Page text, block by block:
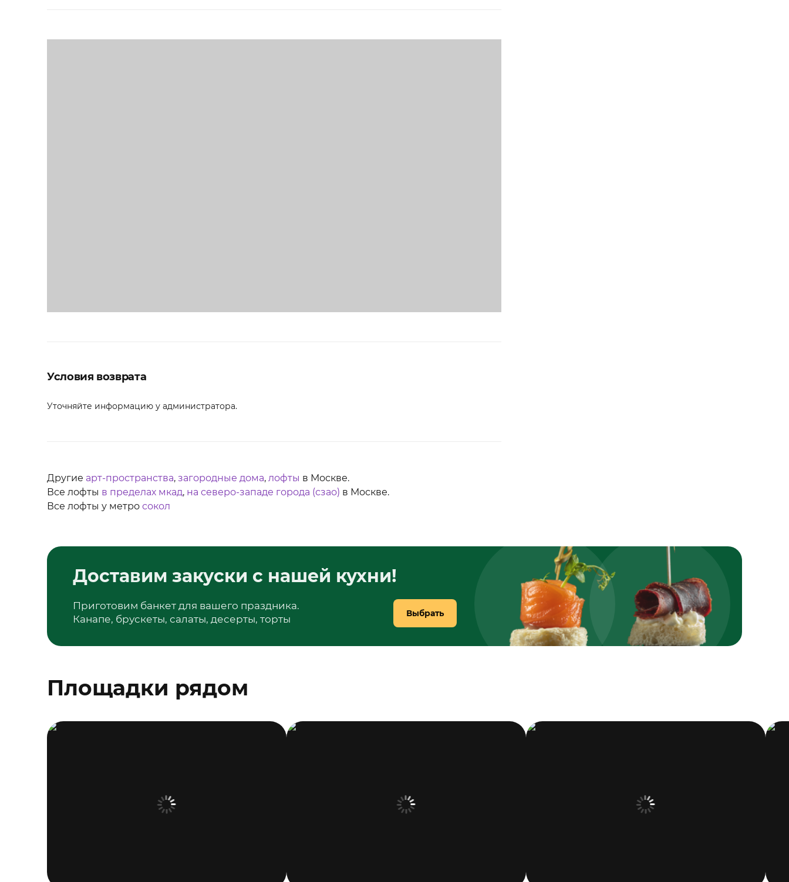
Условия возврата
Уточняйте информацию у администратора.
Другие арт-пространства, загородные дома, лофты в Москве.
Все лофты в пределах мкад, на северо-западе города (сзао) в Москве.
Все лофты у метро сокол
Доставим закуски с нашей кухни!
Приготовим банкет для вашего праздника.
Канапе, брускеты, салаты, десерты, торты
Выбрать
Площадки рядом